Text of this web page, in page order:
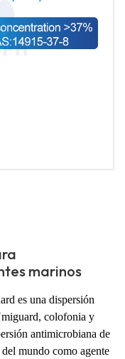
marinos
es una dispersión
colofonia y
antimicrobiana de
del mundo como agente